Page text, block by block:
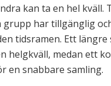
kan ta en hel kväll.
grupp har tillgänglig
tidsramen. Ett längre
helgkväll, medan ett
en snabbare samling.